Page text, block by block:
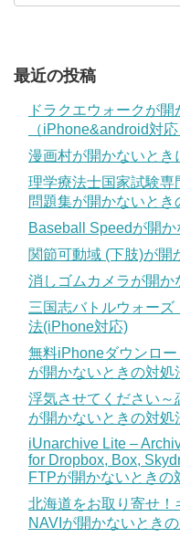
最近の投稿
ドラクエウォークが
（iPhone&android対応
漫画村が開かないとき
理学療法士国家試験
問題集が開かないと
Baseball Speedが開
関節可動域 (下肢)が開
消しゴムカメラが開
三国志バトルウォー
法(iPhone対応)
無料iPhoneダウンロ
が開かないときの対処
浮気させてください～
が開かないときの対処
iUnarchive Lite –
for Dropbox, Box,
FTPが開かないときの
北海道をお取り寄せ
NAVIが開かないとき